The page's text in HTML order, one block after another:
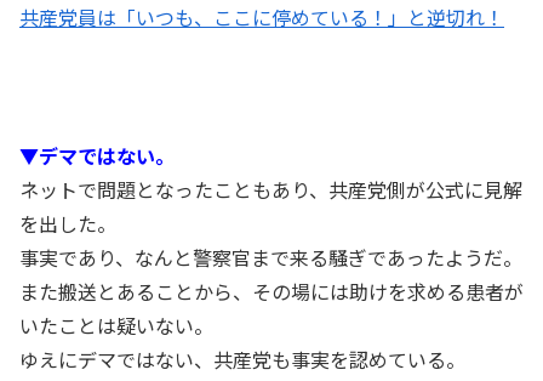
共産党員は「いつも、ここに停めている！」と逆切れ！
▼デマではない。
ネットで問題となったこともあり、共産党側が公式に見解
を出した。
事実であり、なんと警察官まで来る騒ぎであったようだ。
また搬送とあることから、その場には助けを求める患者が
いたことは疑いない。
ゆえにデマではない、共産党も事実を認めている。